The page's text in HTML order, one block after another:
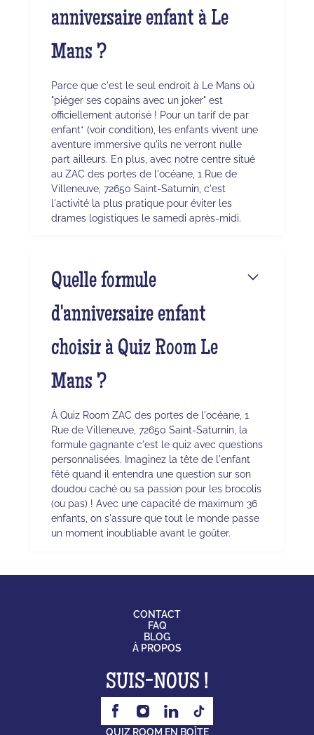
anniversaire enfant à Le
Mans ?
Parce que c'est le seul endroit à Le Mans où
"piéger ses copains avec un joker" est
officiellement autorisé ! Pour un tarif de par
enfant* (voir condition), les enfants vivent une
aventure immersive qu'ils ne verront nulle
part ailleurs. En plus, avec notre centre situé
au ZAC des portes de l'océane, 1 Rue de
Villeneuve, 72650 Saint-Saturnin, c'est
l'activité la plus pratique pour éviter les
drames logistiques le samedi après-midi.
Quelle formule
d'anniversaire enfant
choisir à Quiz Room Le
Mans ?
À Quiz Room ZAC des portes de l'océane, 1
Rue de Villeneuve, 72650 Saint-Saturnin, la
formule gagnante c'est le quiz avec questions
personnalisées. Imaginez la tête de l'enfant
fêté quand il entendra une question sur son
doudou caché ou sa passion pour les brocolis
(ou pas) ! Avec une capacité de maximum 36
enfants, on s'assure que tout le monde passe
un moment inoubliable avant le goûter.
CONTACT
FAQ
BLOG
À PROPOS
SUIS-NOUS !
QUIZ ROOM EN BOÎTE